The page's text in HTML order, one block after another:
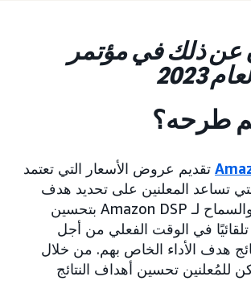
عن ذلك في مؤتمر
طرحه؟
تقديم عروض الأسعار التي تعتمد
تساعد المعلنين على تحديد هدف
الأداء لحملاتهم والسماح لـ Amazon DSP بتحسين
في الوقت الفعلي من أجل
هدف الأداء الخاص بهم. من خلال
للمُعلنين تحسين أهداف النتائج